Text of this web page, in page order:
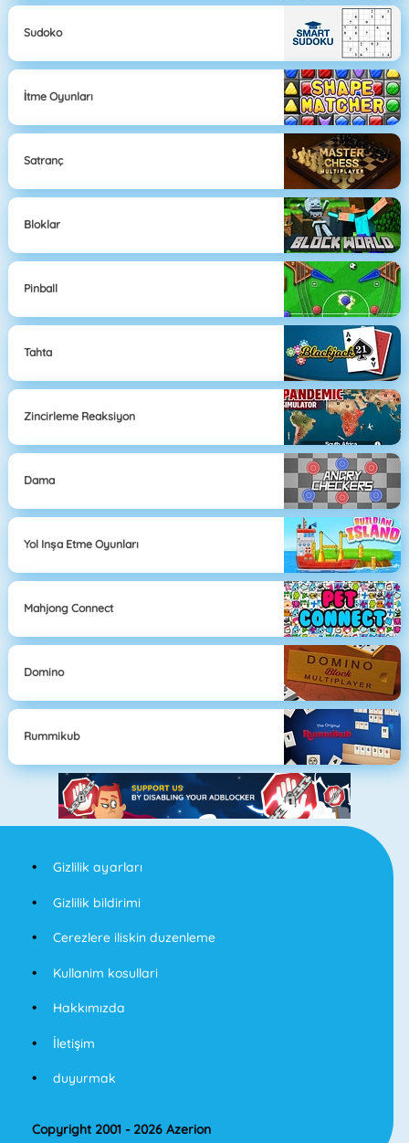
Sudoko
İtme Oyunları
Satranç
Bloklar
Pinball
Tahta
Zincirleme Reaksiyon
Dama
Yol Inşa Etme Oyunları
Mahjong Connect
Domino
Rummikub
Gizlilik ayarları
Gizlilik bildirimi
Cerezlere iliskin duzenleme
Kullanim kosullari
Hakkımızda
İletişim
duyurmak
Copyright 2001 - 2026 Azerion